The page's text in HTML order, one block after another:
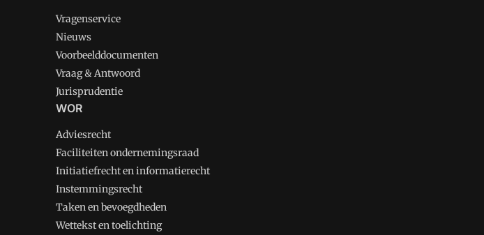
Vragenservice
Nieuws
Voorbeelddocumenten
Vraag & Antwoord
Jurisprudentie
WOR
Adviesrecht
Faciliteiten ondernemingsraad
Initiatiefrecht en informatierecht
Instemmingsrecht
Taken en bevoegdheden
Wettekst en toelichting